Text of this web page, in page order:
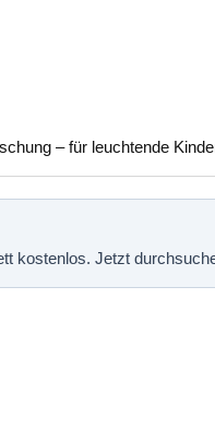
– für leuchtende
kostenlos. Jetzt